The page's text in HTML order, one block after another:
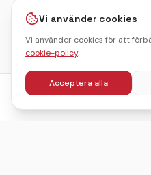
fr.495kr/pers
Vi använder cookies
Vi använder cookies för att
cookie-policy.
Acceptera alla